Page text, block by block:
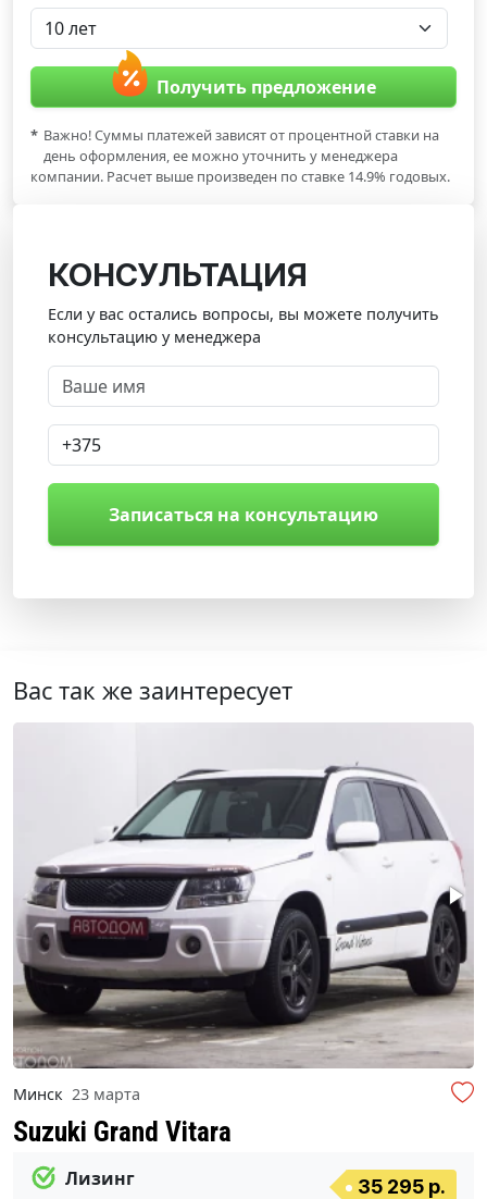
Получить предложение
* Важно! Суммы платежей зависят от процентной ставки на
день оформления, ее можно уточнить у менеджера
компании. Расчет выше произведен по ставке 14.9% годовых.
КОНСУЛЬТАЦИЯ
Если у вас остались вопросы, вы можете получить
консультацию у менеджера
Записаться на консультацию
Вас так же заинтересует
Минск 23 марта
Suzuki Grand Vitara
Лизинг
35 295 р.